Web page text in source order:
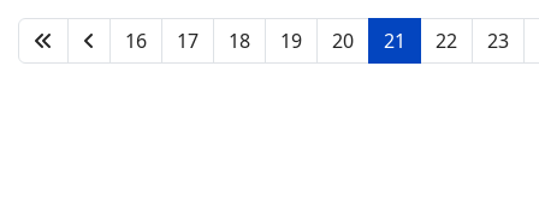
16 17 18 19 20 21 22 23